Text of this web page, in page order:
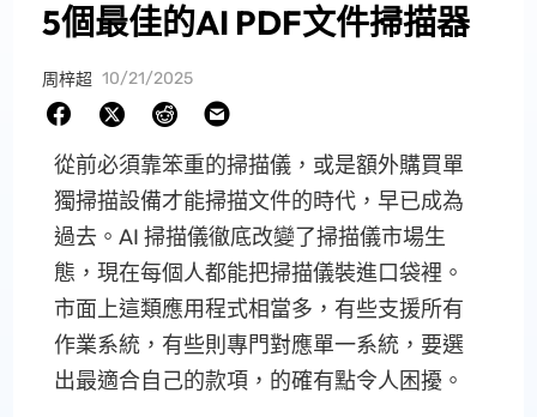
5個最佳的AI PDF文件掃描器
周梓超 10/21/2025
從前必須靠笨重的掃描儀，或是額外購買單
獨掃描設備才能掃描文件的時代，早已成為
過去。AI 掃描儀徹底改變了掃描儀市場生
態，現在每個人都能把掃描儀裝進口袋裡。
市面上這類應用程式相當多，有些支援所有
作業系統，有些則專門對應單一系統，要選
出最適合自己的款項，的確有點令人困擾。